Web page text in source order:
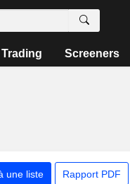
Trading Screeners
une liste Rapport PDF